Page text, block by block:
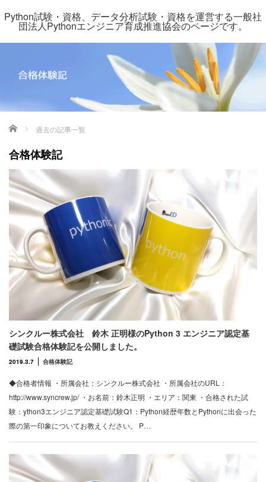
Python試験・資格、データ分析試験・資格を運営する一般社
団法人Pythonエンジニア育成推進協会のページです。
ホーム 過去の記事一覧
合格体験記
シンクルー株式会社 鈴木 正明様のPython 3 エンジニア認定基
礎試験合格体験記を公開しました。
2019.3.7 合格体験記
◆合格者情報 ・所属会社：シンクルー株式会社 ・所属会社のURL：
http://www.syncrew.jp/ ・お名前：鈴木正明 ・エリア：関東 ・合格された試
験：ython3エンジニア認定基礎試験Q1：Python経歴年数とPythonに出会った
際の第一印象についてお教えください。 P…